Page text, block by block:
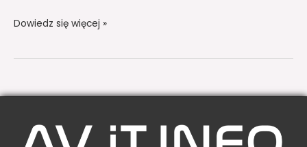
Dowiedz się więcej »